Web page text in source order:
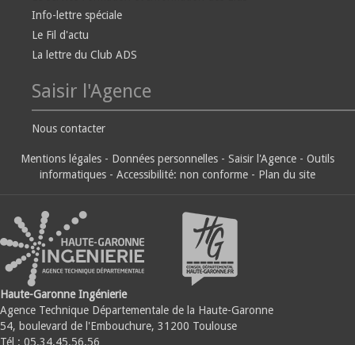
Info-lettre spéciale
Le Fil d'actu
La lettre du Club ADS
Saisir l'Agence
Nous contacter
Mentions légales - Données personnelles - Saisir l'Agence - Outils
informatiques - Accessibilité: non conforme - Plan du site
Haute-Garonne Ingénierie
Agence Technique Départementale de la Haute-Garonne
54, boulevard de l'Embouchure, 31200 Toulouse
Tél : 05.34.45.56.56